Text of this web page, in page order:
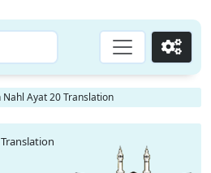
Go
Nahl Ayat 20 Translation